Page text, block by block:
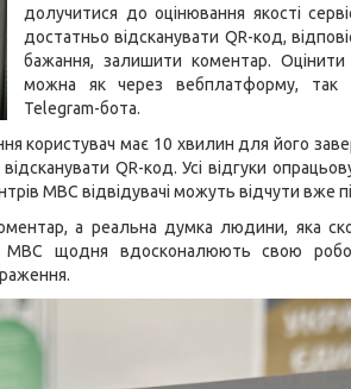
долучитися до оцінювання якості
достатньо відсканувати QR-код,
бажання, залишити коментар. Оцінити
можна як через вебплатформу, так
Telegram-бота.
користувач має 10 хвилин для його
QR-код. Усі відгуки
МВС відвідувачі можуть відчути вже
а реальна думка людини, яка
МВС щодня вдосконалюють свою